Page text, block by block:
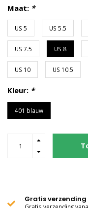
Maat: *
US 5 US 5.5
US 7.5 US 8
US 10 US 10.5
Kleur: *
401 blauw
Gratis verzending